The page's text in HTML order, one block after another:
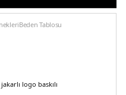
Beden Tablosu
logo baskılı